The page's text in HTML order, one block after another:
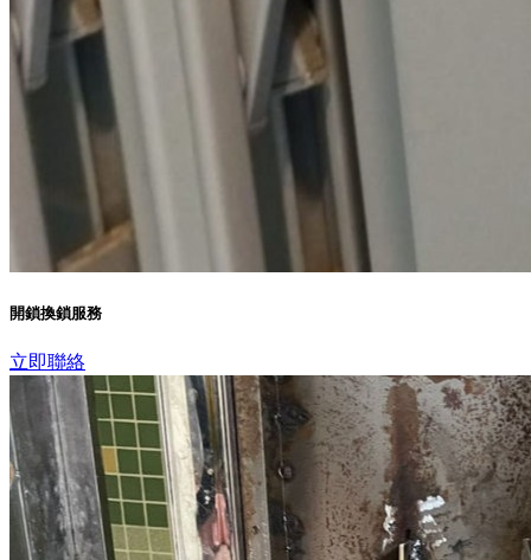
開鎖換鎖服務
立即聯絡